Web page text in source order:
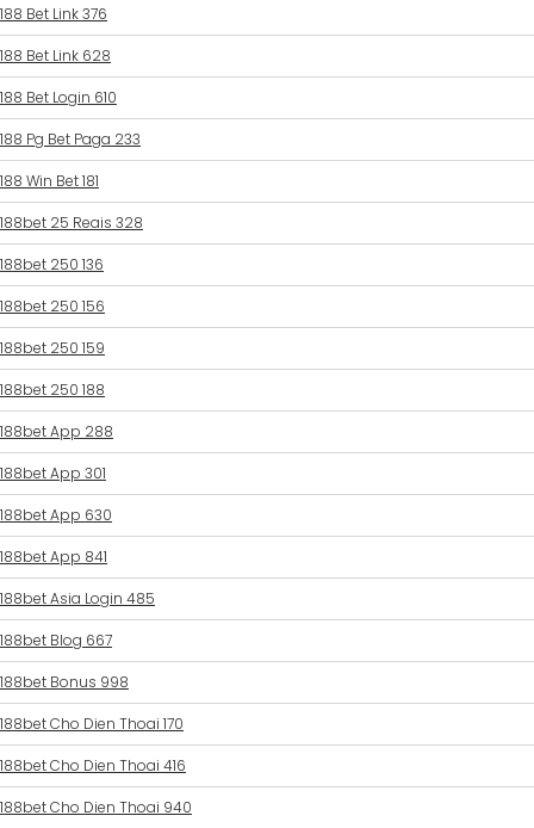
188 Bet Link 376
188 Bet Link 628
188 Bet Login 610
188 Pg Bet Paga 233
188 Win Bet 181
188bet 25 Reais 328
188bet 250 136
188bet 250 156
188bet 250 159
188bet 250 188
188bet App 288
188bet App 301
188bet App 630
188bet App 841
188bet Asia Login 485
188bet Blog 667
188bet Bonus 998
188bet Cho Dien Thoai 170
188bet Cho Dien Thoai 416
188bet Cho Dien Thoai 940